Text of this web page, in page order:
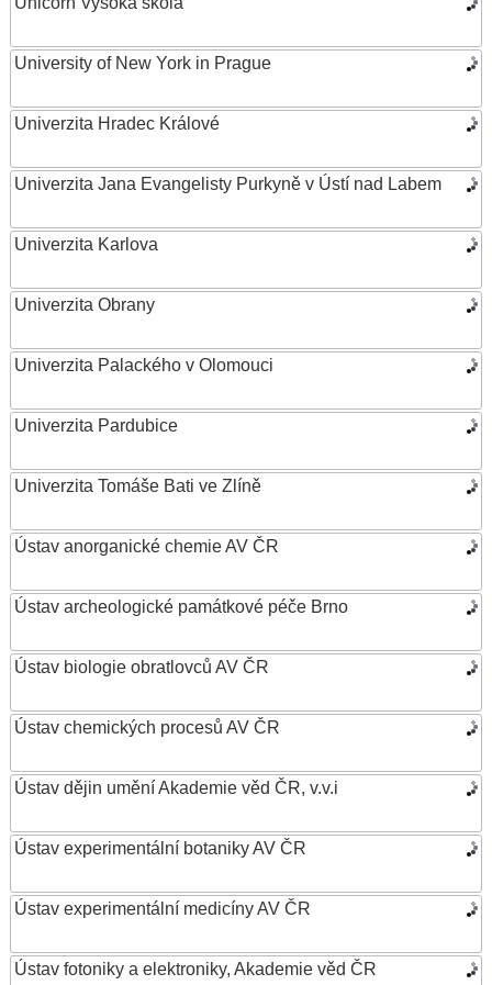
University of New York in Prague
Univerzita Hradec Králové
Univerzita Jana Evangelisty Purkyně v Ústí nad Labem
Univerzita Karlova
Univerzita Obrany
Univerzita Palackého v Olomouci
Univerzita Pardubice
Univerzita Tomáše Bati ve Zlíně
Ústav anorganické chemie AV ČR
Ústav archeologické památkové péče Brno
Ústav biologie obratlovců AV ČR
Ústav chemických procesů AV ČR
Ústav dějin umění Akademie věd ČR, v.v.i
Ústav experimentální botaniky AV ČR
Ústav experimentální medicíny AV ČR
Ústav fotoniky a elektroniky, Akademie věd ČR